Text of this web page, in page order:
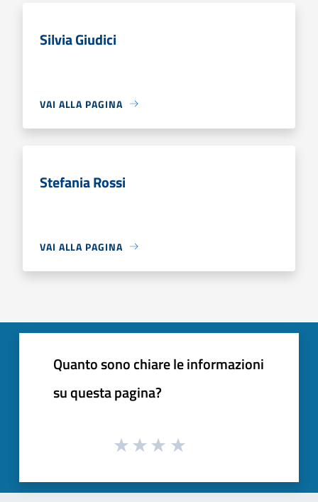
Silvia Giudici
VAI ALLA PAGINA
Stefania Rossi
VAI ALLA PAGINA
Quanto sono chiare le informazioni
su questa pagina?